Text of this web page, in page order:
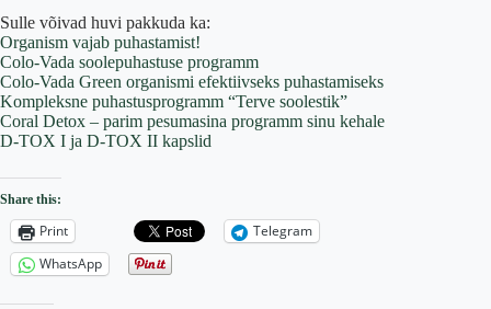
Sulle võivad huvi pakkuda ka:
Organism vajab puhastamist!
Colo-Vada soolepuhastuse programm
Colo-Vada Green organismi efektiivseks puhastamiseks
Kompleksne puhastusprogramm “Terve soolestik”
Coral Detox – parim pesumasina programm sinu kehale
D-TOX I ja D-TOX II kapslid
Share this:
Print
Telegram
WhatsApp